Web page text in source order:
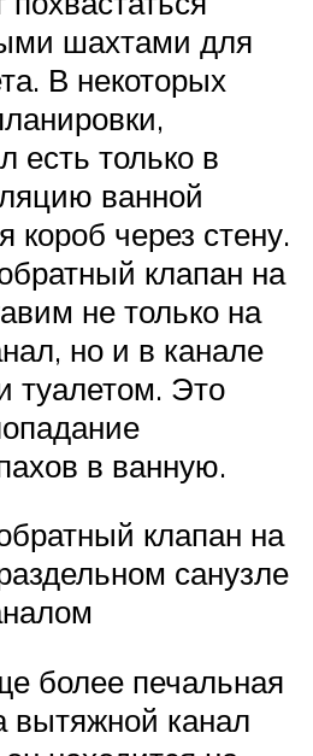
шахтами для
В некоторых
есть только в
ванной
короб через стену.
клапан на
не только на
но и в канале
туалетом. Это
в ванную.
клапан на
санузле
более печальная
вытяжной канал